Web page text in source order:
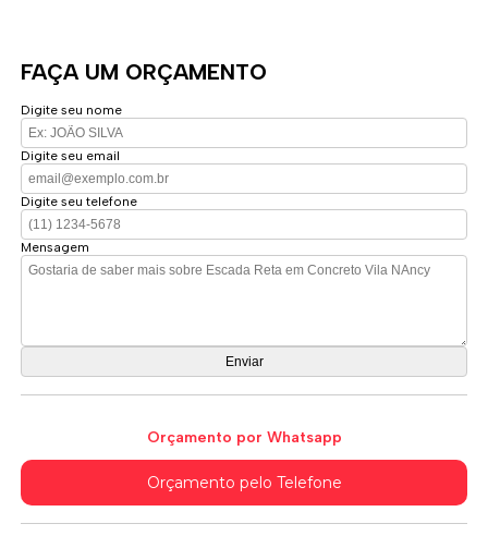
FAÇA UM ORÇAMENTO
Digite seu nome
Digite seu email
Digite seu telefone
Mensagem
Orçamento por Whatsapp
Orçamento pelo Telefone